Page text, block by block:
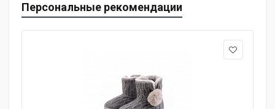
Персональные рекомендации